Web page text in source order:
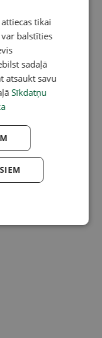
tikai
balstīties
sadaļā
atsaukt savu
Sīkdatņu